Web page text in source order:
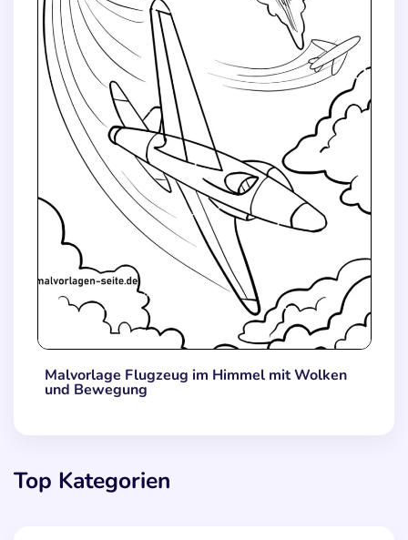
Malvorlage Flugzeug im Himmel mit Wolken
und Bewegung
Top Kategorien